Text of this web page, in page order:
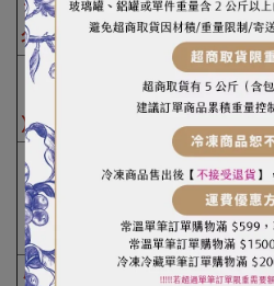
商品
名稱
香雞城燻雞肉片
重
）量
成
分
雞肉、水、蔗糖、馬鈴薯
白、醬油粉、煙燻劑、多
粉狀胡桃木煙燻劑、健美
產地